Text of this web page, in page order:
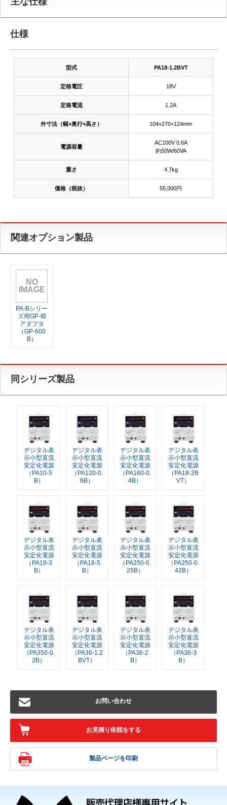
仕様
型式 PA18-1.2BVT
定格電圧 18V
定格電流 1.2A
外寸法（幅×奥行×高さ） 104×270×124mm
電源容量
AC100V 0.6A
約50W/60VA
重さ 4.7kg
価格（税抜） 55,000円
関連オプション製品
NO
IMAGE
PA-Bシリー
ズ用GP-IB
アダプタ
（GP-600
B）
同シリーズ製品
デジタル表
示小型直流
安定化電源
（PA10-5
B）
デジタル表
示小型直流
安定化電源
（PA120-0.
6B）
デジタル表
示小型直流
安定化電源
（PA160-0.
4B）
デジタル表
示小型直流
安定化電源
（PA18-2B
VT）
デジタル表
示小型直流
安定化電源
（PA18-3
B）
デジタル表
示小型直流
安定化電源
（PA18-5
B）
デジタル表
示小型直流
安定化電源
（PA250-0.
25B）
デジタル表
示小型直流
安定化電源
（PA250-0.
42B）
デジタル表
示小型直流
安定化電源
（PA350-0.
2B）
デジタル表
示小型直流
安定化電源
（PA36-1.2
BVT）
デジタル表
示小型直流
安定化電源
（PA36-2
B）
デジタル表
示小型直流
安定化電源
（PA36-3
B）
お問い合わせ
お見積り依頼をする
製品ページを印刷